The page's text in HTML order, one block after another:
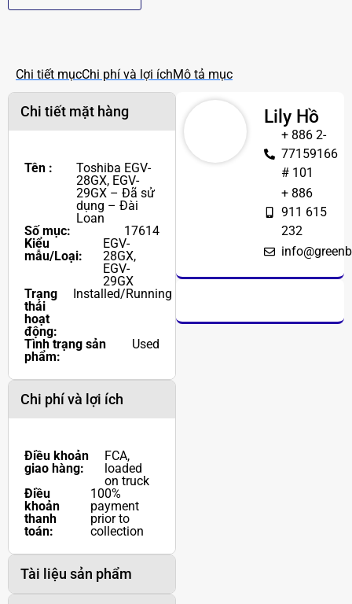
Chi tiết mụcChi phí và lợi íchMô tả mục
Chi tiết mặt hàng
Tên :
Toshiba EGV-
28GX, EGV-
29GX – Đã sử
dụng – Đài
Loan
Số mục:
17614
Kiểu
mẫu/Loại:
EGV-
28GX,
EGV-
29GX
Trạng
thái
hoạt
động:
Installed/Running
Tình trạng sản
phẩm:
Used
Chi phí và lợi ích
Điều khoản
giao hàng:
FCA,
loaded
on truck
Điều
khoản
thanh
toán:
100%
payment
prior to
collection
Tài liệu sản phẩm
Lily Hồ
+ 886 2-
77159166
# 101
+ 886
911 615
232